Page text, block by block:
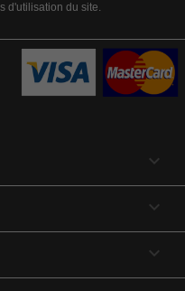
d'utilisation du site.


